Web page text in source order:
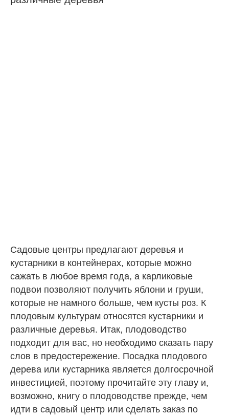
Садовые центры предлагают деревья и
кустарники в контейнерах, которые можно
сажать в любое время года, а карликовые
подвои позволяют получить яблони и груши,
которые не намного больше, чем кусты роз. К
плодовым культурам относятся кустарники и
различные деревья. Итак, плодоводство
подходит для вас, но необходимо сказать пару
слов в предостережение. Посадка плодового
дерева или кустарника является долгосрочной
инвестицией, поэтому прочитайте эту главу и,
возможно, книгу о плодоводстве прежде, чем
идти в садовый центр или сделать заказ по